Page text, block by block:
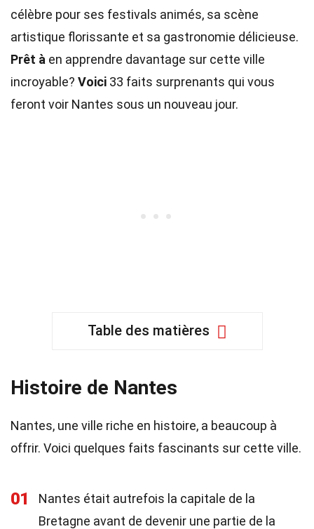
célèbre pour ses festivals animés, sa scène
artistique florissante et sa gastronomie délicieuse.
Prêt à en apprendre davantage sur cette ville
incroyable? Voici 33 faits surprenants qui vous
feront voir Nantes sous un nouveau jour.
Table des matières
Histoire de Nantes
Nantes, une ville riche en histoire, a beaucoup à
offrir. Voici quelques faits fascinants sur cette ville.
01
Nantes était autrefois la capitale de la
Bretagne avant de devenir une partie de la